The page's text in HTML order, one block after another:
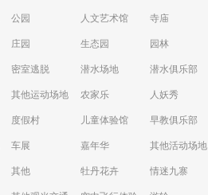
公园 人文艺术馆 寺庙
庄园 生态园 园林
密室逃脱 潜水场地 潜水俱乐部
其他运动场地 农家乐 人妖秀
度假村 儿童体验馆 早教俱乐部
车展 嘉年华 其他活动场地
其他 牡丹花卉 情迷九寨